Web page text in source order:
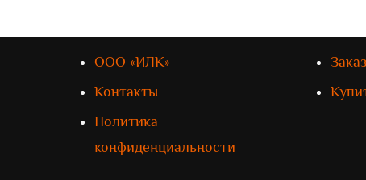
ООО «ИЛК»
Контакты
Политика
конфиденциальности